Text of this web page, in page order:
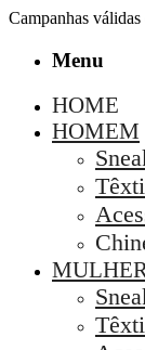
Campanhas
Menu
HOME
HOMEM
MULHER